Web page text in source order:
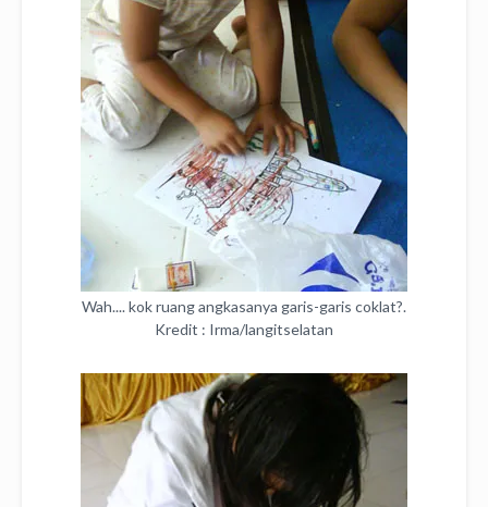
Wah.... kok ruang angkasanya garis-garis coklat?.
Kredit : Irma/langitselatan